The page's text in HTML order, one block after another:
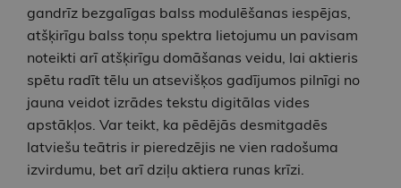
gandrīz bezgalīgas balss modulēšanas iespējas,
atšķirīgu balss toņu spektra lietojumu un pavisam
noteikti arī atšķirīgu domāšanas veidu, lai aktieris
spētu radīt tēlu un atsevišķos gadījumos pilnīgi no
jauna veidot izrādes tekstu digitālas vides
apstākļos. Var teikt, ka pēdējās desmitgadēs
latviešu teātris ir pieredzējis ne vien radošuma
izvirdumu, bet arī dziļu aktiera runas krīzi.